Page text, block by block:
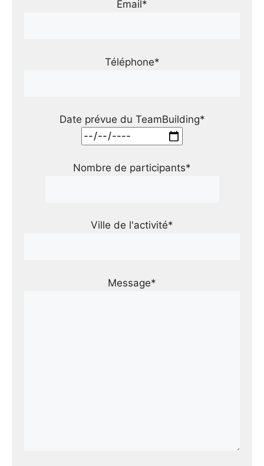
Email*
Téléphone*
Date prévue du TeamBuilding*
Nombre de participants*
Ville de l'activité*
Message*